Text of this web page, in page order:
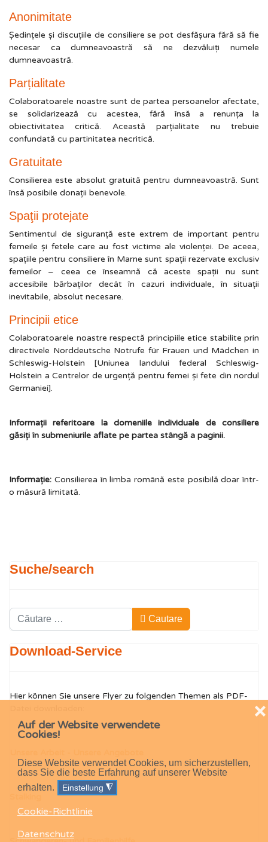
Auf der Website verwendete
Cookies!
Diese Website verwendet Cookies, um sicherzustellen,
dass Sie die beste Erfahrung auf unserer Website
erhalten.
Einstellung ◮
Cookie-Richtlinie
Datenschutz
❌
Anonimitate
Ședinţele şi discuţiile de consiliere se pot desfăşura fără să fie
necesar ca dumneavoastră să ne dezvăluiţi numele
dumneavoastră.
Parțialitate
Colaboratoarele noastre sunt de partea persoanelor afectate,
se solidarizează cu acestea, fără însă a renunţa la
obiectivitatea critică. Această parţialitate nu trebuie
confundată cu partinitatea necritică.
Gratuitate
Consilierea este absolut gratuită pentru dumneavoastră. Sunt
însă posibile donaţii benevole.
Spaţii protejate
Sentimentul de siguranţă este extrem de important pentru
femeile şi fetele care au fost victime ale violenţei. De aceea,
spaţiile pentru consiliere în Marne sunt spaţii rezervate exclusiv
femeilor – ceea ce înseamnă că aceste spaţii nu sunt
accesibile bărbaţilor decât în cazuri individuale, în situaţii
inevitabile, absolut necesare.
Principii etice
Colaboratoarele noastre respectă principiile etice stabilite prin
directivele Norddeutsche Notrufe für Frauen und Mädchen in
Schleswig-Holstein [Uniunea landului federal Schleswig-
Holstein a Centrelor de urgenţă pentru femei şi fete din nordul
Germaniei].
Informaţii referitoare la domeniile individuale de consiliere
găsiţi în submeniurile aflate pe partea stângă a paginii.
Informaţie: Consilierea în limba română este posibilă doar într-
o măsură limitată.
Suche/search
Cautare
Cautare
Download-Service
Hier können Sie unsere Flyer zu folgenden Themen als PDF-